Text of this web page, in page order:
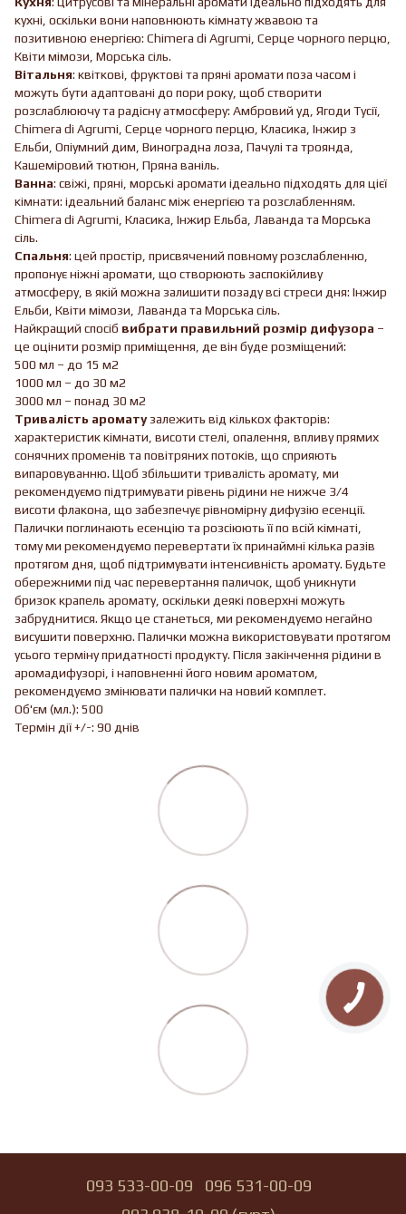
кухні, оскільки вони наповнюють кімнату жвавою та
позитивною енергією: Chimera di Agrumi, Серце чорного перцю,
Квіти мімози, Морська сіль.
Вітальня: квіткові, фруктові та пряні аромати поза часом і
можуть бути адаптовані до пори року, щоб створити
розслаблюючу та радісну атмосферу: Амбровий уд, Ягоди Тусії,
Chimera di Agrumi, Серце чорного перцю, Класика, Інжир з
Ельби, Опіумний дим, Виноградна лоза, Пачулі та троянда,
Кашеміровий тютюн, Пряна ваніль.
Ванна: свіжі, пряні, морські аромати ідеально підходять для цієї
кімнати: ідеальний баланс між енергією та розслабленням.
Chimera di Agrumi, Класика, Інжир Ельба, Лаванда та Морська
сіль.
Спальня: цей простір, присвячений повному розслабленню,
пропонує ніжні аромати, що створюють заспокійливу
атмосферу, в якій можна залишити позаду всі стреси дня: Інжир
Ельби, Квіти мімози, Лаванда та Морська сіль.
Найкращий спосіб вибрати правильний розмір дифузора –
це оцінити розмір приміщення, де він буде розміщений:
500 мл – до 15 м2
1000 мл – до 30 м2
3000 мл – понад 30 м2
Тривалість ароматузалежить від кількох факторів:
характеристик кімнати, висоти стелі, опалення, впливу прямих
сонячних променів та повітряних потоків, що сприяють
випаровуванню. Щоб збільшити тривалість аромату, ми
рекомендуємо підтримувати рівень рідини не нижче 3/4
висоти флакона, що забезпечує рівномірну дифузію есенції.
Палички поглинають есенцію та розсіюють її по всій кімнаті,
тому ми рекомендуємо перевертати їх принаймні кілька разів
протягом дня, щоб підтримувати інтенсивність аромату. Будьте
обережними під час перевертання паличок, щоб уникнути
бризок крапель аромату, оскільки деякі поверхні можуть
забруднитися. Якщо це станеться, ми рекомендуємо негайно
висушити поверхню. Палички можна використовувати протягом
усього терміну придатності продукту. Після закінчення рідини в
аромадифузорі, і наповненні його новим ароматом,
рекомендуємо змінювати палички на новий комплет.
Об'єм (мл.): 500
Термін дії +/-: 90 днів
093 533-00-09
096 531-00-09